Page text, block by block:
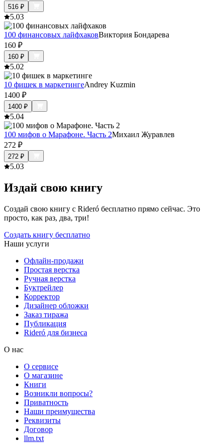
516 ₽
5.03
100 финансовых лайфхаковВиктория Бондарева
160 ₽
160 ₽
5.02
10 фишек в маркетингеAndrey Kuzmin
1400 ₽
1400 ₽
5.04
100 мифов о Марафоне. Часть 2Михаил Журавлев
272 ₽
272 ₽
5.03
Издай свою книгу
Создай свою книгу с Rideró бесплатно прямо сейчас. Это
просто, как раз, два, три!
Создать книгу бесплатно
Наши услуги
Офлайн-продажи
Простая верстка
Ручная верстка
Буктрейлер
Корректор
Дизайнер обложки
Заказ тиража
Публикация
Rideró для бизнеса
О нас
О сервисе
О магазине
Книги
Возникли вопросы?
Приватность
Наши преимущества
Реквизиты
Договор
llm.txt